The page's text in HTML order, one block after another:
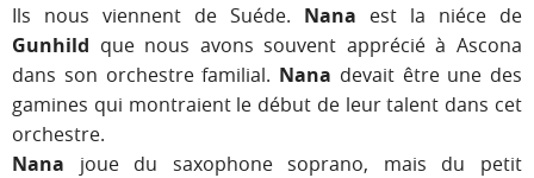
Ils nous viennent de Suéde. Nana est la niéce de
Gunhild que nous avons souvent apprécié à Ascona
dans son orchestre familial. Nana devait être une des
gamines qui montraient le début de leur talent dans cet
orchestre.
Nana joue du saxophone soprano, mais du petit